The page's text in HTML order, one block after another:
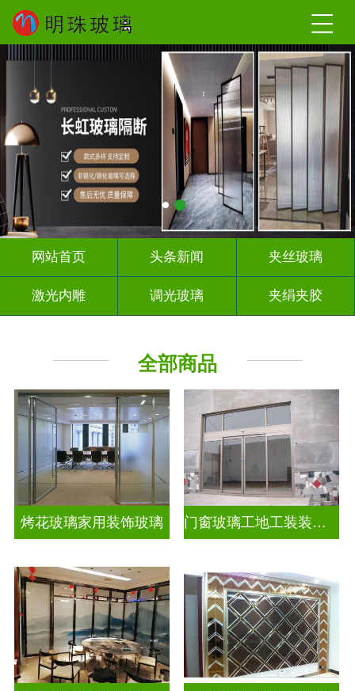
网站首页 头条新闻 夹丝玻璃
激光内雕 调光玻璃 夹绢夹胶
全部商品
烤花玻璃家用装饰玻璃 门窗玻璃工地工装装饰玻璃